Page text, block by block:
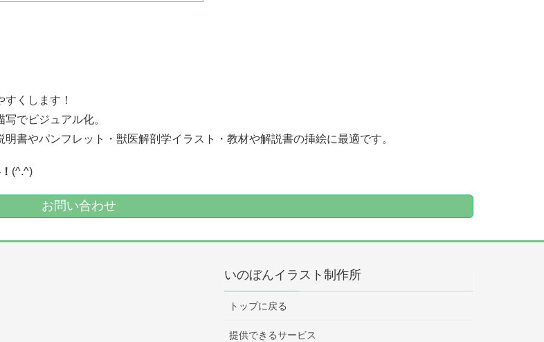
すくします！
写でビジュアル化。
書やパンフレット・獣医解剖学イラスト・教材や解説書の挿絵に最適です。
(^.^)
お問い合わせ
いのぼんイラスト制作所
トップに戻る
提供できるサービス